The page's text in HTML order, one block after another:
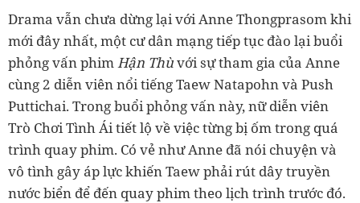
Drama vẫn chưa dừng lại với Anne Thongprasom khi
mới đây nhất, một cư dân mạng tiếp tục đào lại buổi
phỏng vấn phim Hận Thùvới sự tham gia của Anne
cùng 2 diễn viên nổi tiếng Taew Natapohn và Push
Puttichai. Trong buổi phỏng vấn này, nữ diễn viên
Trò Chơi Tình Ái tiết lộ về việc từng bị ốm trong quá
trình quay phim. Có vẻ như Anne đã nói chuyện và
vô tình gây áp lực khiến Taew phải rút dây truyền
nước biển để đến quay phim theo lịch trình trước đó.